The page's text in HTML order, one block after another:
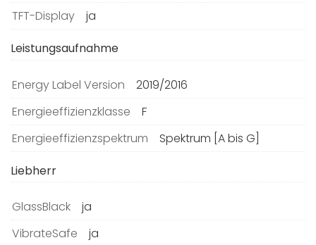
TFT-Display
ja
Leistungsaufnahme
Energy Label Version
2019/2016
Energieeffizienzklasse
F
Energieeffizienzspektrum
Spektrum [A bis G]
Liebherr
GlassBlack
ja
VibrateSafe
ja